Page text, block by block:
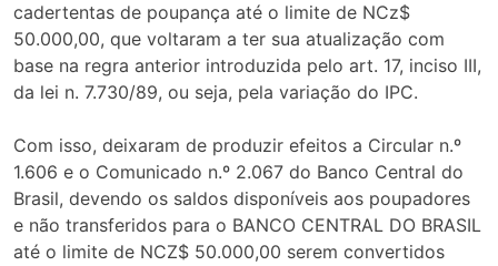
cadertentas de poupança até o limite de NCz$
50.000,00, que voltaram a ter sua atualização com
base na regra anterior introduzida pelo art. 17, inciso III,
da lei n. 7.730/89, ou seja, pela variação do IPC.
Com isso, deixaram de produzir efeitos a Circular n.º
1.606 e o Comunicado n.º 2.067 do Banco Central do
Brasil, devendo os saldos disponíveis aos poupadores
e não transferidos para o BANCO CENTRAL DO BRASIL
até o limite de NCZ$ 50.000,00 serem convertidos